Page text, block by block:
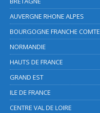
AUVERGNE RHONE ALPES
BOURGOGNE FRANCHE COMTE
NORMANDIE
HAUTS DE FRANCE
GRAND EST
ILE DE FRANCE
CENTRE VAL DE LOIRE